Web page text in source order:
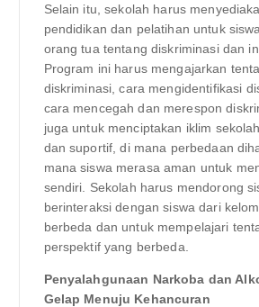
Selain itu, sekolah harus
pendidikan dan pelatihan untuk
orang tua tentang diskriminasi dan
Program ini harus mengajarkan
diskriminasi, cara mengidentifikasi
cara mencegah dan merespon
juga untuk menciptakan iklim
dan suportif, di mana perbedaan
mana siswa merasa aman untuk
sendiri. Sekolah harus mendorong
berinteraksi dengan siswa dari
berbeda dan untuk mempelajari
perspektif yang berbeda.
Penyalahgunaan Narkoba dan
Gelap Menuju Kehancuran